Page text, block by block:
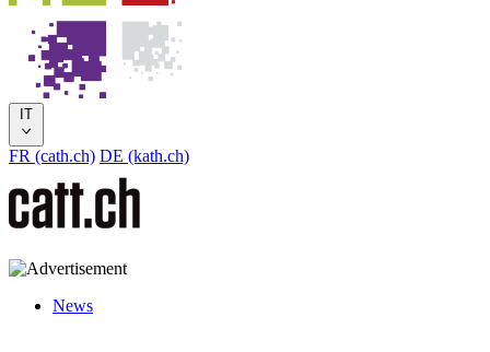
IT
FR (cath.ch) DE (kath.ch)
News